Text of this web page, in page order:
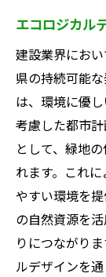
エコロジカル
建設業界にお
県の持続可能
は、環境に優
考慮した都市
として、緑地
れます。これ
やすい環境を
の自然資源を
りにつながり
ルデザインを